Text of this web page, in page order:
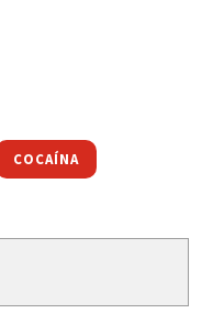
COCAÍNA